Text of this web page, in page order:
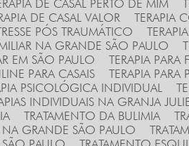
DE CASAL PERTO DE MIM
DE CASAL VALOR TERAPIA
PÓS TRAUMÁTICO
NA GRANDE SÃO PAULO
EM SÃO PAULO TERAPIA PARA
PARA CASAIS
TERAPIA
PSICOLÓGICA INDIVIDUAL
INDIVIDUAIS NA GRANJA
TRATAMENTO DA BULIMIA
NA GRANDE SÃO PAULO